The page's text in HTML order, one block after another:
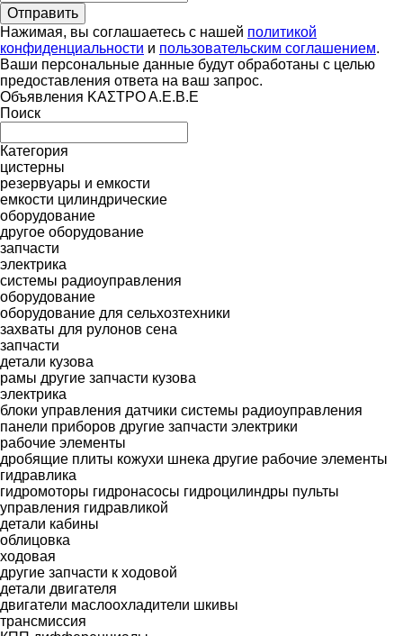
Нажимая, вы соглашаетесь с нашей политикой
конфиденциальности и пользовательским соглашением.
Ваши персональные данные будут обработаны с целью
предоставления ответа на ваш запрос.
Объявления ΚΑΣΤΡΟ Α.Ε.Β.Ε
Поиск
Категория
цистерны
резервуары и емкости
емкости цилиндрические
оборудование
другое оборудование
запчасти
электрика
системы радиоуправления
оборудование
оборудование для сельхозтехники
захваты для рулонов сена
запчасти
детали кузова
рамы другие запчасти кузова
электрика
блоки управления датчики системы радиоуправления
панели приборов другие запчасти электрики
рабочие элементы
дробящие плиты кожухи шнека другие рабочие элементы
гидравлика
гидромоторы гидронасосы гидроцилиндры пульты
управления гидравликой
детали кабины
облицовка
ходовая
другие запчасти к ходовой
детали двигателя
двигатели маслоохладители шкивы
трансмиссия